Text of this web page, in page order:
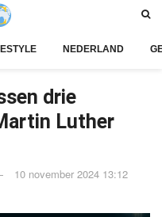
NEDERLAND
drie
Luther
10 november 2024 13:12